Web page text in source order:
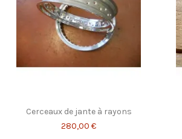
Cerceaux de jante à rayons
280,00 €